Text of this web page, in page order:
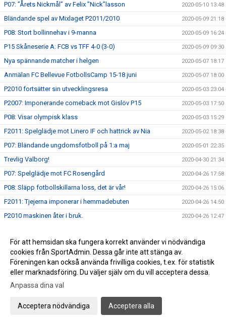
P07: ”Årets Nickmål” av Felix ”Nick”lasson 2020-05-10 13:48
Bländande spel av Mixlaget P2011/2010 2020-05-09 21:18
P08: Stort bollinnehav i 9-manna 2020-05-09 16:24
P15 Skåneserie A: FCB vs TFF 4-0 (3-0) 2020-05-09 09:30
Nya spännande matcher i helgen 2020-05-07 18:17
Anmälan FC Bellevue FotbollsCamp 15-18 juni 2020-05-07 18:00
P2010 fortsätter sin utvecklingsresa 2020-05-03 23:04
P2007: Imponerande comeback mot Gislöv P15 2020-05-03 17:50
P08: Visar olympisk klass 2020-05-03 15:29
F2011: Spelglädje mot Linero IF och hattrick av Nia 2020-05-02 18:38
P07: Bländande ungdomsfotboll på 1:a maj 2020-05-01 22:35
Trevlig Valborg! 2020-04-30 21:34
P07: Spelglädje mot FC Rosengård 2020-04-26 17:58
P08: Släpp fotbollskillarna loss, det är vår! 2020-04-26 15:06
F2011: Tjejerna imponerar i hemmadebuten 2020-04-26 14:50
P2010 maskinen åter i bruk. 2020-04-26 12:47
P07: Strålande 11-manna debut 2020-04-25 15:16
Uppdaterade riktlinjer: Ingen publik på matcherna i helgen! 2020-04-24 15:33
FC Bellevue FotbollsCamp - Anmälan öppen! 2020-04-21 12:11
Info Skåneboll: Barn & Ungdomsfotboll Seriestart 1 maj
Glad Påsk&#128035;&#9728;&#65039;
FCBs Supportermössa gör succé - bara ett fåtal kvar
För att hemsidan ska fungera korrekt använder vi nödvändiga
cookies från SportAdmin. Dessa går inte att stänga av.
Föreningen kan också använda frivilliga cookies, t.ex. för statistik
eller marknadsföring. Du väljer själv om du vill acceptera dessa.
Anpassa dina val
Acceptera nödvändiga Acceptera alla